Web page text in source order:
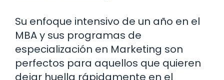
Su enfoque intensivo de un año en el
MBA y sus programas de
especialización en Marketing son
perfectos para aquellos que quieren
dejar huella rápidamente en el